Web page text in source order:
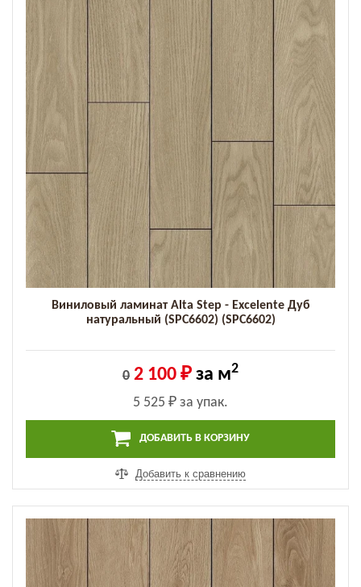
Виниловый ламинат Alta Step - Excelente Дуб
натуральный (SPC6602) (SPC6602)
0 2 100 ₽ за м2
5 525 ₽ за упак.
ДОБАВИТЬ В КОРЗИНУ
Добавить к сравнению